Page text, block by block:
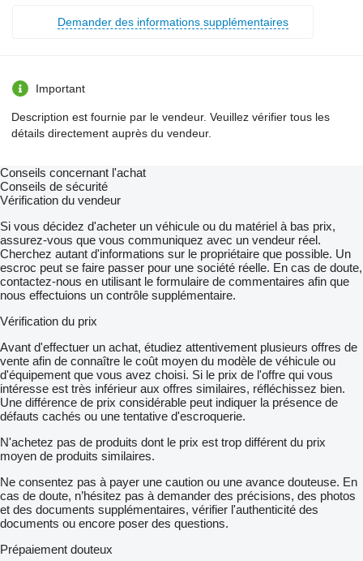
Demander des informations supplémentaires
Important
Description est fournie par le vendeur. Veuillez vérifier tous les
détails directement auprès du vendeur.
Conseils concernant l'achat
Conseils de sécurité
Vérification du vendeur
Si vous décidez d'acheter un véhicule ou du matériel à bas prix,
assurez-vous que vous communiquez avec un vendeur réel.
Cherchez autant d'informations sur le propriétaire que possible. Un
escroc peut se faire passer pour une société réelle. En cas de doute,
contactez-nous en utilisant le formulaire de commentaires afin que
nous effectuions un contrôle supplémentaire.
Vérification du prix
Avant d'effectuer un achat, étudiez attentivement plusieurs offres de
vente afin de connaître le coût moyen du modèle de véhicule ou
d'équipement que vous avez choisi. Si le prix de l'offre qui vous
intéresse est très inférieur aux offres similaires, réfléchissez bien.
Une différence de prix considérable peut indiquer la présence de
défauts cachés ou une tentative d'escroquerie.
N'achetez pas de produits dont le prix est trop différent du prix
moyen de produits similaires.
Ne consentez pas à payer une caution ou une avance douteuse. En
cas de doute, n’hésitez pas à demander des précisions, des photos
et des documents supplémentaires, vérifier l'authenticité des
documents ou encore poser des questions.
Prépaiement douteux